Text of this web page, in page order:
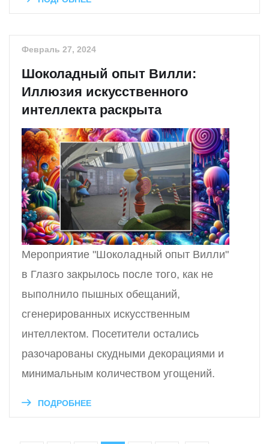
Февраль 27, 2024
Шоколадный опыт Вилли:
Иллюзия искусственного
интеллекта раскрыта
Мероприятие "Шоколадный опыт Вилли"
в Глазго закрылось после того, как не
выполнило пышных обещаний,
сгенерированных искусственным
интеллектом. Посетители остались
разочарованы скудными декорациями и
минимальным количеством угощений.
ПОДРОБНЕЕ